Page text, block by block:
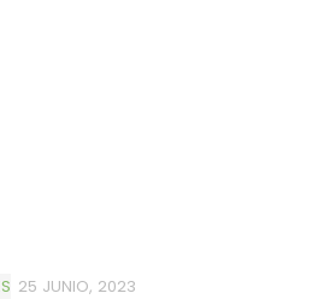
25 JUNIO, 2023